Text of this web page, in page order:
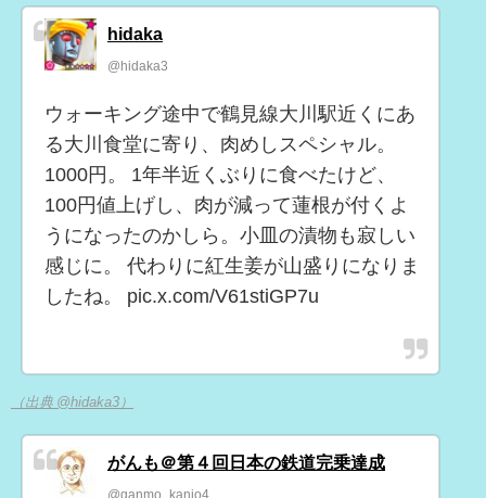
hidaka
@hidaka3
ウォーキング途中で鶴見線大川駅近くにあ
る大川食堂に寄り、肉めしスペシャル。
1000円。 1年半近くぶりに食べたけど、
100円値上げし、肉が減って蓮根が付くよ
うになったのかしら。小皿の漬物も寂しい
感じに。 代わりに紅生姜が山盛りになりま
したね。 pic.x.com/V61stiGP7u
（出典 @hidaka3）
がんも＠第４回日本の鉄道完乗達成
@ganmo_kanjo4